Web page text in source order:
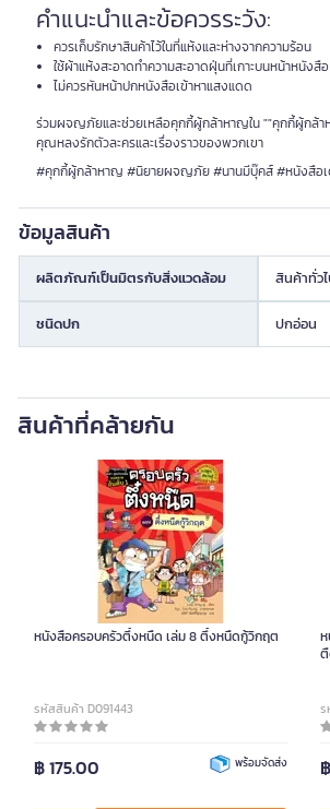
คำแนะนำและข้อควรระวัง:
ควรเก็บรักษาสินค้าไว้ในที่แห้งและห่างจากความร้อน
ใช้ผ้าแห้งสะอาดทำความสะอาดฝุ่นที่เกาะบนหน้าหนังสือ
ไม่ควรหันหน้าปกหนังสือเข้าหาแสงแดด
ร่วมผจญภัยและช่วยเหลือคุกกี้ผู้กล้าหาญใน ""คุกกี้ผู้กล้
คุณหลงรักตัวละครและเรื่องราวของพวกเขา
#คุกกี้ผู้กล้าหาญ #นิยายผจญภัย #นานมีบุ๊คส์ #หนังสือเด็
ข้อมูลสินค้า
ผลิตภัณฑ์เป็นมิตรกับสิ่งแวดล้อม สินค้าทั่ว
ชนิดปก ปกอ่อน
สินค้าที่คล้ายกัน
หนังสือครอบครัวตึ๋งหนืด เล่ม 8 ตึ๋งหนืดกู้วิกฤต
รหัสสินค้า D091443
฿ 175.00 พร้อมจัดส่ง
ร